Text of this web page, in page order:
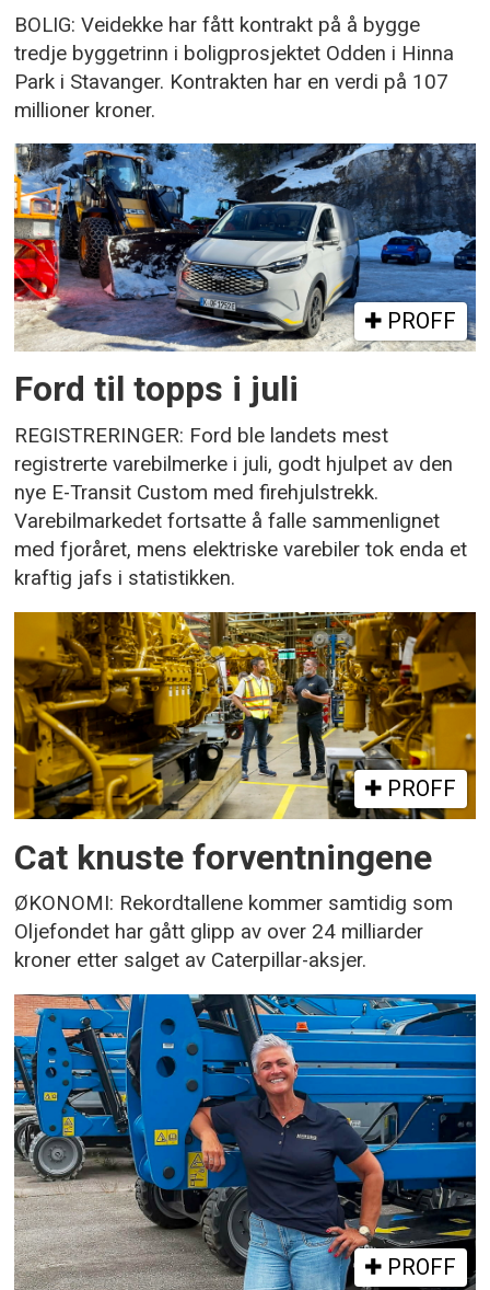
BOLIG: Veidekke har fått kontrakt på å bygge
tredje byggetrinn i boligprosjektet Odden i Hinna
Park i Stavanger. Kontrakten har en verdi på 107
millioner kroner.
PROFF
Ford til topps i juli
REGISTRERINGER: Ford ble landets mest
registrerte varebilmerke i juli, godt hjulpet av den
nye E-Transit Custom med firehjulstrekk.
Varebilmarkedet fortsatte å falle sammenlignet
med fjoråret, mens elektriske varebiler tok enda et
kraftig jafs i statistikken.
PROFF
Cat knuste forventningene
ØKONOMI: Rekordtallene kommer samtidig som
Oljefondet har gått glipp av over 24 milliarder
kroner etter salget av Caterpillar-aksjer.
PROFF